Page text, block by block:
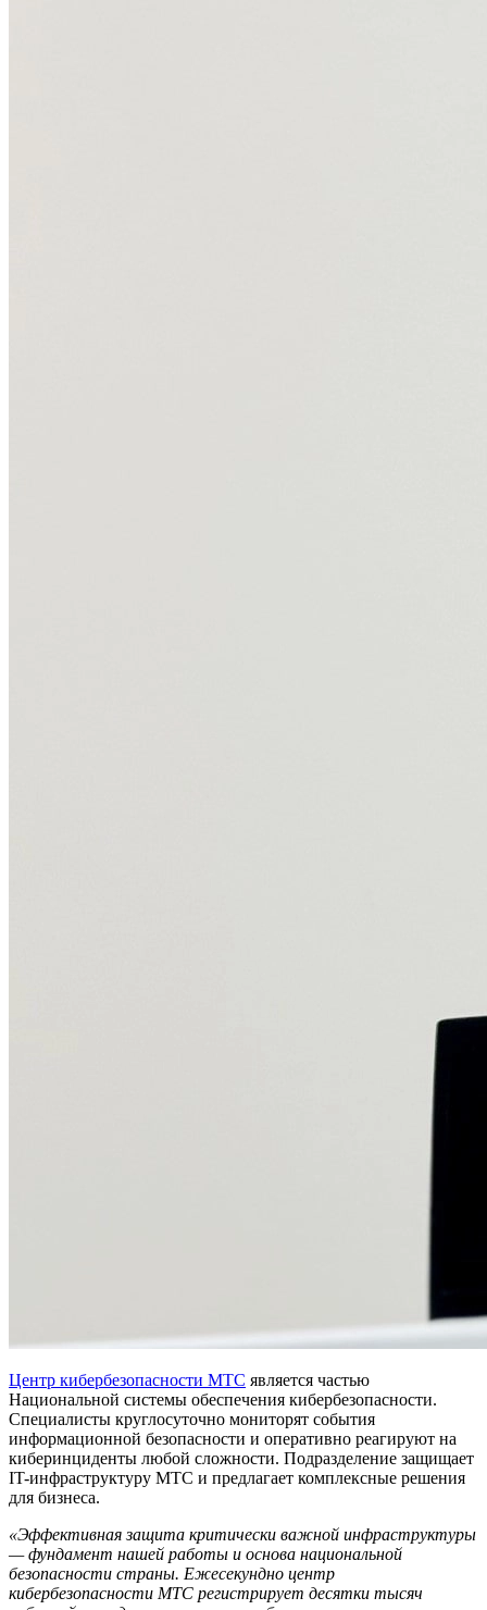
Центр кибербезопасности МТС является частью
Национальной системы обеспечения кибербезопасности.
Специалисты круглосуточно мониторят события
информационной безопасности и оперативно реагируют на
киберинциденты любой сложности. Подразделение защищает
IT-инфраструктуру МТС и предлагает комплексные решения
для бизнеса.
«Эффективная защита критически важной инфраструктуры
— фундамент нашей работы и основа национальной
безопасности страны. Ежесекундно центр
кибербезопасности МТС регистрирует десятки тысяч